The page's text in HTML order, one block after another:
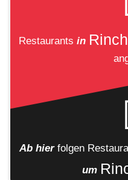
Restaurants in
Ab hier folgen
um